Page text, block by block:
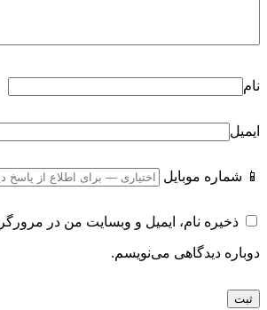
نام
ایمیل
📱 شماره موبایل
ذخیره نام، ایمیل و وبسایت من در
دوباره دیدگاهی می‌نویسم.